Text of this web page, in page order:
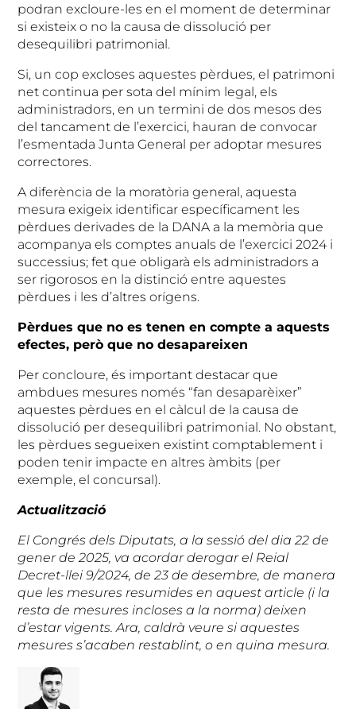
podran excloure-les en el moment de determinar
si existeix o no la causa de dissolució per
desequilibri patrimonial.
Si, un cop excloses aquestes pèrdues, el patrimoni
net continua per sota del mínim legal, els
administradors, en un termini de dos mesos des
del tancament de l’exercici, hauran de convocar
l’esmentada Junta General per adoptar mesures
correctores.
A diferència de la moratòria general, aquesta
mesura exigeix identificar específicament les
pèrdues derivades de la DANA a la memòria que
acompanya els comptes anuals de l’exercici 2024 i
successius; fet que obligarà els administradors a
ser rigorosos en la distinció entre aquestes
pèrdues i les d’altres orígens.
Pèrdues que no es tenen en compte a aquests
efectes, però que no desapareixen
Per concloure, és important destacar que
ambdues mesures només “fan desaparèixer”
aquestes pèrdues en el càlcul de la causa de
dissolució per desequilibri patrimonial. No obstant,
les pèrdues segueixen existint comptablement i
poden tenir impacte en altres àmbits (per
exemple, el concursal).
Actualització
El Congrés dels Diputats, a la sessió del dia 22 de
gener de 2025, va acordar derogar el Reial
Decret-llei 9/2024, de 23 de desembre, de manera
que les mesures resumides en aquest article (i la
resta de mesures incloses a la norma) deixen
d’estar vigents. Ara, caldrà veure si aquestes
mesures s’acaben restablint, o en quina mesura.